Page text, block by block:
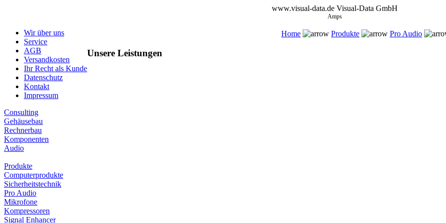
www.visual-data.de Visual-Data GmbH
Amps
Wir über uns
Service
AGB
Versandkosten
Ihr Recht als Kunde
Datenschutz
Kontakt
Impressum
Home Produkte Pro Audio
Unsere Leistungen
Consulting
Gehäusebau
Rechnerbau
Komponenten
Audio
Produkte
Computerprodukte
Sicherheitstechnik
Pro Audio
Mikrofone
Kompressoren
Signal Enhancer